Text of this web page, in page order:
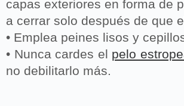
capas exteriores en forma de
a cerrar solo después de que
• Emplea peines lisos y
• Nunca cardes el pelo
no debilitarlo más.